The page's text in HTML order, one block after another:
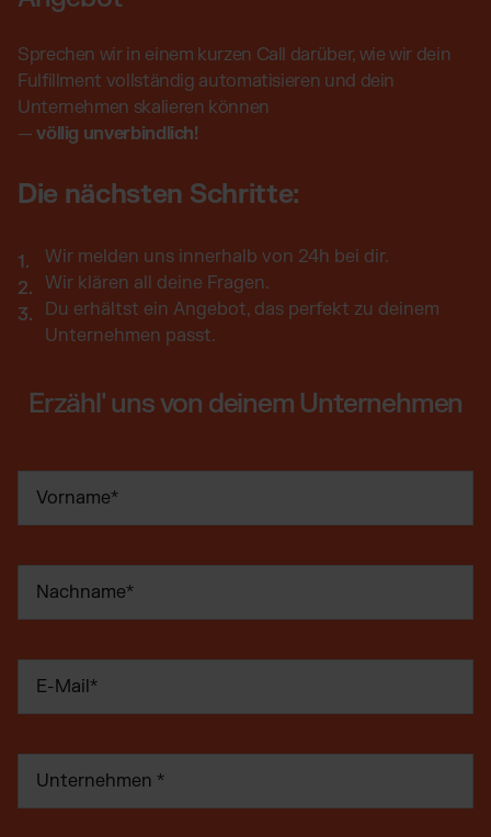
Sprechen wir in einem kurzen Call darüber, wie wir dein
Fulfillment vollständig automatisieren und dein
Unternehmen skalieren können
—völlig unverbindlich!
Die nächsten Schritte:
Wir melden uns innerhalb von 24h bei dir.
Wir klären all deine Fragen.
Du erhältst ein Angebot, das perfekt zu deinem
Unternehmen passt.
Erzähl' uns von deinem Unternehmen